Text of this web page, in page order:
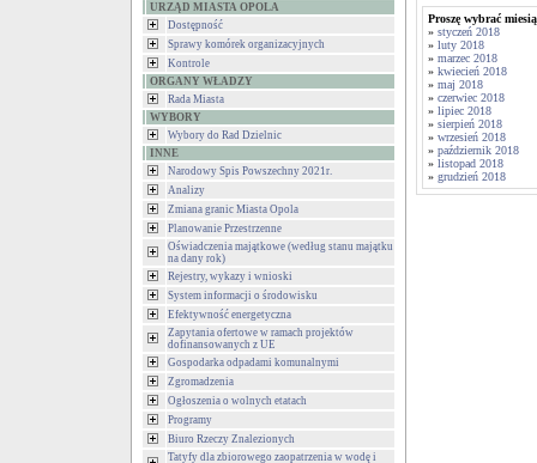
URZĄD MIASTA OPOLA
Dostępność
Sprawy komórek organizacyjnych
Kontrole
ORGANY WŁADZY
Rada Miasta
WYBORY
Wybory do Rad Dzielnic
INNE
Narodowy Spis Powszechny 2021r.
Analizy
Zmiana granic Miasta Opola
Planowanie Przestrzenne
Oświadczenia majątkowe (według stanu majątku
na dany rok)
Rejestry, wykazy i wnioski
System informacji o środowisku
Efektywność energetyczna
Zapytania ofertowe w ramach projektów
dofinansowanych z UE
Gospodarka odpadami komunalnymi
Zgromadzenia
Ogłoszenia o wolnych etatach
Programy
Biuro Rzeczy Znalezionych
Tatyfy dla zbiorowego zaopatrzenia w wodę i
Proszę wybrać
» styczeń 2018
» luty 2018
» marzec 2018
» kwiecień 2018
» maj 2018
» czerwiec 2018
» lipiec 2018
» sierpień 2018
» wrzesień 2018
» październik 2018
» listopad 2018
» grudzień 2018